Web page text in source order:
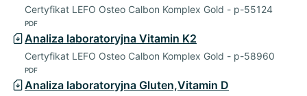
Certyfikat LEFO Osteo Calbon Komplex Gold - p-55124
PDF
Analiza laboratoryjna Vitamin K2
Certyfikat LEFO Osteo Calbon Komplex Gold - p-58960
PDF
Analiza laboratoryjna Gluten,Vitamin D